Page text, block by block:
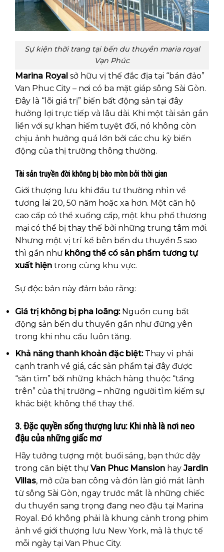
Sự kiện thời trang tại bến du thuyền maria royal
Vạn Phúc
Marina Royal sở hữu vị thế đắc địa tại “bán đảo”
Van Phuc City – nơi có ba mặt giáp sông Sài Gòn.
Đây là “lõi giá trị” biến bất động sản tại đây
hưởng lợi trực tiếp và lâu dài. Khi một tài sản gắn
liền với sự khan hiếm tuyệt đối, nó không còn
chịu ảnh hưởng quá lớn bởi các chu kỳ biến
động của thị trường thông thường.
Tài sản truyền đời không bị bào mòn bởi thời gian
Giới thượng lưu khi đầu tư thường nhìn về
tương lai 20, 50 năm hoặc xa hơn. Một căn hộ
cao cấp có thể xuống cấp, một khu phố thương
mại có thể bị thay thế bởi những trung tâm mới.
Nhưng một vị trí kế bên bến du thuyền 5 sao
thì gần như không thể có sản phẩm tương tự
xuất hiện trong cùng khu vực.
Sự độc bản này đảm bảo rằng:
Giá trị không bị pha loãng:Nguồn cung bất
động sản bến du thuyền gần như đứng yên
trong khi nhu cầu luôn tăng.
Khả năng thanh khoản đặc biệt:Thay vì phải
cạnh tranh về giá, các sản phẩm tại đây được
“săn tìm” bởi những khách hàng thuộc “tầng
trên” của thị trường – những người tìm kiếm sự
khác biệt không thể thay thế.
3. Đặc quyền sống thượng lưu: Khi nhà là nơi neo
đậu của những giấc mơ
Hãy tưởng tượng một buổi sáng, bạn thức dậy
trong căn biệt thự Van Phuc Mansion hay Jardin
Villas, mở cửa ban công và đón làn gió mát lành
từ sông Sài Gòn, ngay trước mắt là những chiếc
du thuyền sang trọng đang neo đậu tại Marina
Royal. Đó không phải là khung cảnh trong phim
ảnh về giới thượng lưu New York, mà là thực tế
mỗi ngày tại Van Phuc City.